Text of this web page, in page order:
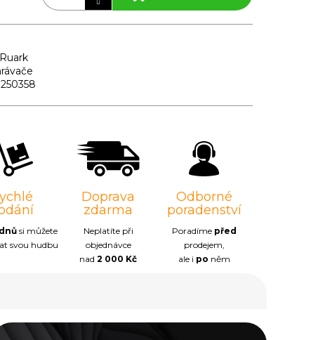
si můžete
svou hudbu
Doprava
zdarma
Neplatíte při
objednávce
nad2 000 Kč
Odborné
poradenství
Poradíme před
prodejem,
ale i po něm